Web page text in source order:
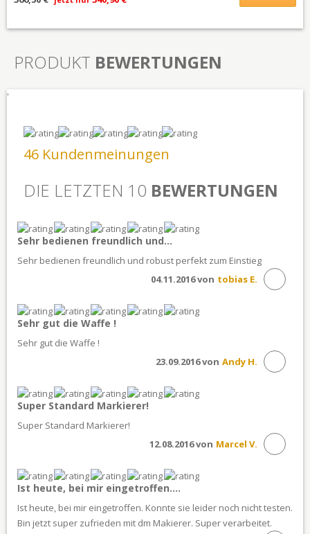
PRODUKT BEWERTUNGEN
'
46 Kundenmeinungen
DIE LETZTEN 10 BEWERTUNGEN
Sehr bedienen freundlich und...
Sehr bedienen freundlich und robust perfekt zum Einstieg
tobias E.
04.11.2016 von
Sehr gut die Waffe !
Sehr gut die Waffe !
Andy H.
23.09.2016 von
Super Standard Markierer!
Super Standard Markierer!
Marcel V.
12.08.2016 von
Ist heute, bei mir eingetroffen....
Ist heute, bei mir eingetroffen. Konnte sie leider noch nicht testen.
Bin jetzt super zufrieden mit dm Makierer. Super verarbeitet.